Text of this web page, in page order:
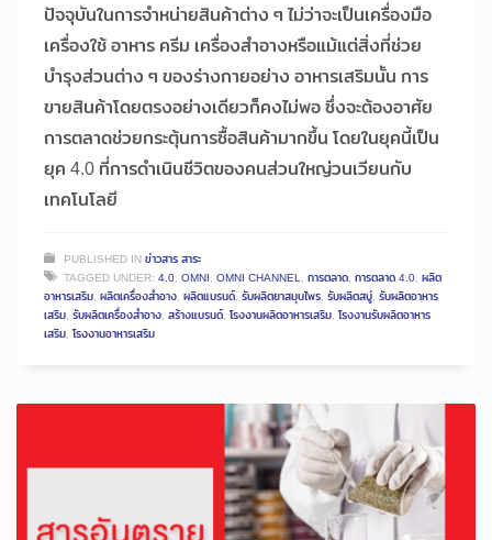
ปัจจุบันในการจำหน่ายสินค้าต่าง ๆ ไม่ว่าจะเป็นเครื่องมือ
เครื่องใช้ อาหาร ครีม เครื่องสำอางหรือแม้แต่สิ่งที่ช่วย
บำรุงส่วนต่าง ๆ ของร่างกายอย่าง อาหารเสริมนั้น การ
ขายสินค้าโดยตรงอย่างเดียวก็คงไม่พอ ซึ่งจะต้องอาศัย
การตลาดช่วยกระตุ้นการซื้อสินค้ามากขึ้น โดยในยุคนี้เป็น
ยุค 4.0 ที่การดำเนินชีวิตของคนส่วนใหญ่วนเวียนกับ
เทคโนโลยี
PUBLISHED INข่าวสาร สาระ
TAGGED UNDER: 4.0, OMNI, OMNI CHANNEL, การตลาด, การตลาด 4.0, ผลิต
อาหารเสริม, ผลิตเครื่องสำอาง, ผลิตแบรนด์, รับผลิตยาสมุนไพร, รับผลิตสบู่, รับผลิตอาหาร
เสริม, รับผลิตเครื่องสำอาง, สร้างแบรนด์, โรงงานผลิตอาหารเสริม, โรงงานรับผลิตอาหาร
เสริม, โรงงานอาหารเสริม